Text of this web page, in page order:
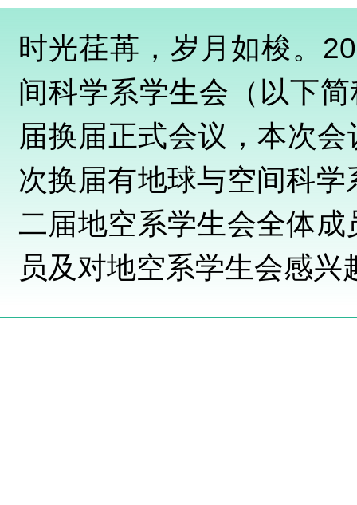
时光荏苒，岁月如梭。
间科学系学生会（以下
届换届正式会议，本次
次换届有地球与空间科
二届地空系学生会全体
员及对地空系学生会感兴